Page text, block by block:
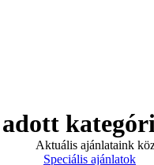
Aktuális ajánlataink
Speciális ajánlatok